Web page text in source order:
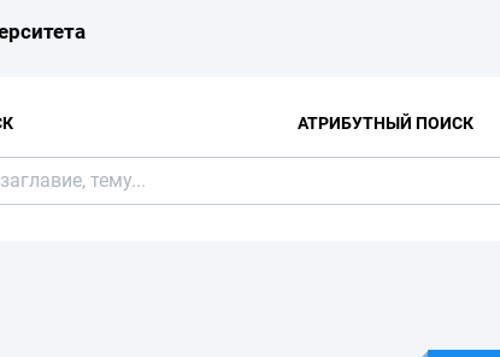
АТРИБУТНЫЙ ПОИСК